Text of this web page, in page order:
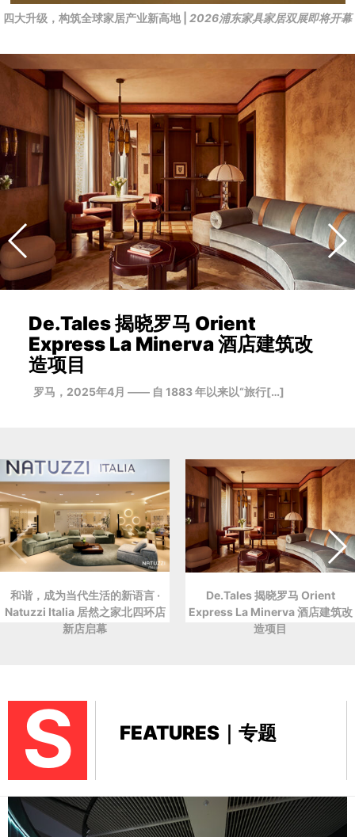
四大升级，构筑全球家居产业新高地 | 2026浦东家具家居双展即将开幕
De.Tales 揭晓罗马 Orient
Express La Minerva 酒店建筑改
造项目
罗马，2025年4月 —— 自 1883 年以来以“旅行[…]
和谐，成为当代生活的新语言 ·
Natuzzi Italia 居然之家北四环店
新店启幕
De.Tales 揭晓罗马 Orient
Express La Minerva 酒店建筑改
造项目
S FEATURES｜专题